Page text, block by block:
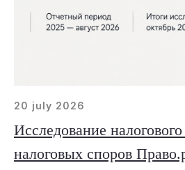
20 july 2026
Исследование
налоговых споров